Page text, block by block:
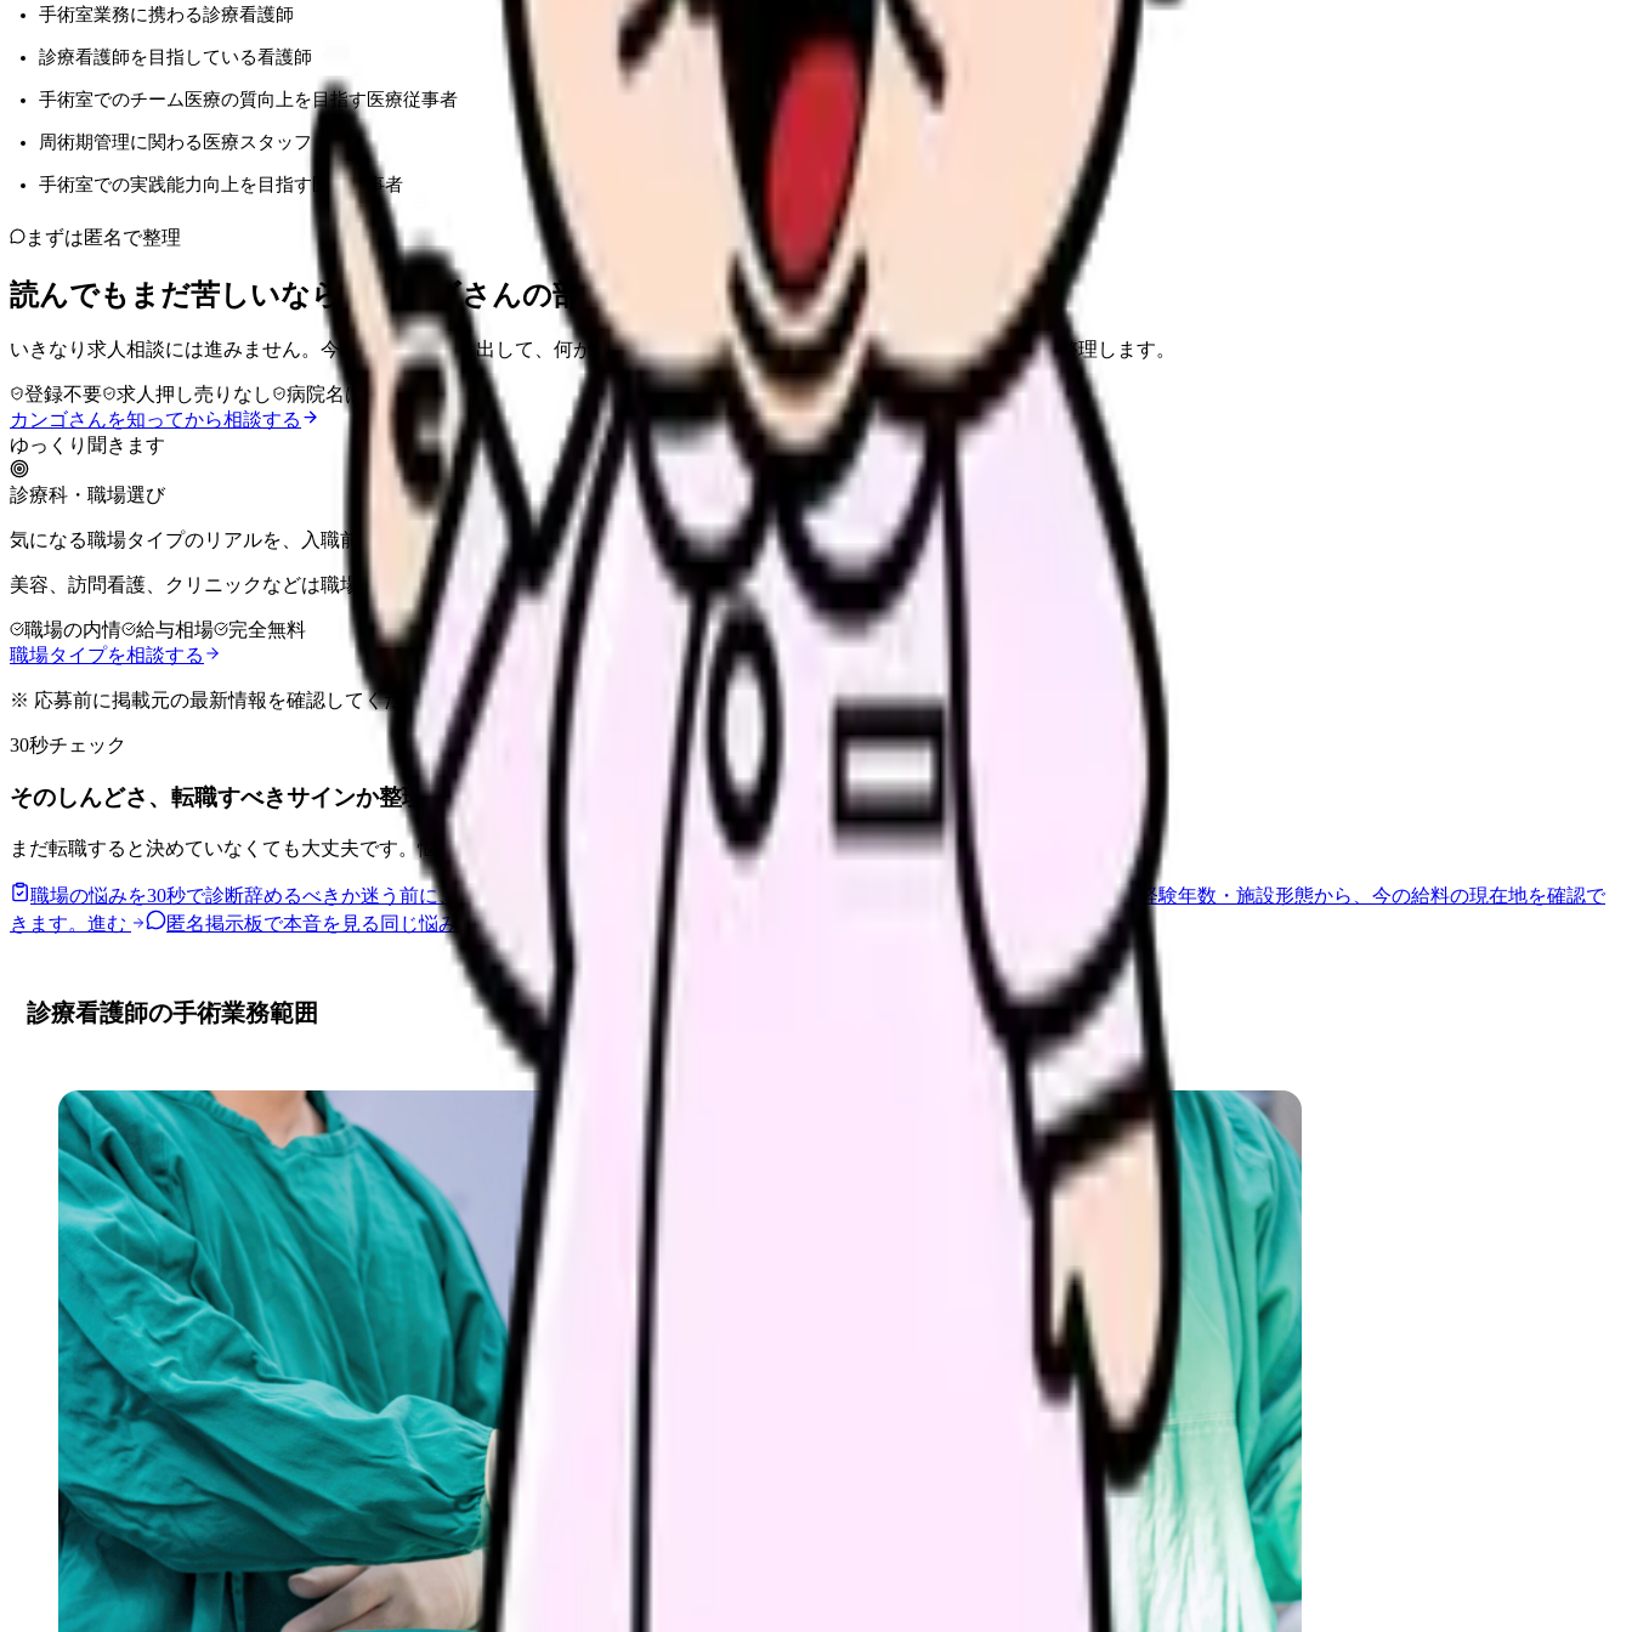
手術室業務に携わる診療看護師
診療看護師を目指している看護師
手術室でのチーム医療の質向上を目指す医療従事者
周術期管理に関わる医療スタッフ
手術室での実践能力向上を目指す医療従事者
まずは匿名で整理
読んでもまだ苦しいなら、カンゴさんの部屋で少し話してみませんか。
いきなり求人相談には進みません。今の気持ちを吐き出して、何がつらいのか、辞めるべきか、少し休むべきかを一緒に整理します。
登録不要 求人押し売りなし
病院名は入力不要
カンゴさんを知ってから相談する
ゆっくり聞きます
診療科・職場選び
気になる職場タイプのリアルを、入職前に確認しませんか。
美容、訪問看護、クリニックなどは職場ごとの差が大きい領域です。仕事内容・給与・教育体制を比較してから判断できます。
職場の内情 給与相場
完全無料
職場タイプを相談する
※ 応募前に掲載元の最新情報を確認してください
30秒チェック
そのしんどさ、転職すべきサインか整理できます。
まだ転職すると決めていなくても大丈夫です。悩みの種類と続いている期間から、次に見るべき記事と相談先を出します。
職場の悩みを30秒で診断辞めるべきか迷う前に、悩みの種類と次の一歩を整理します。 給料コンパスで比較する
地域・経験年数・施設形態から、今の給料の現在地を確認で
きます。 進む 匿名掲示板で本音を見る 同じ悩みの声を読んで、今の職場だけの問題か確かめられます。 進む
診療看護師の手術業務範囲